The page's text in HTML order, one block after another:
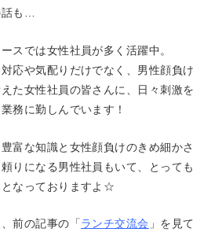
も…
スでは女性社員が多く活躍中。
応や気配りだけでなく、男性顔負け
た女性社員の皆さんに、日々刺激を
務に勤しんでいます！
富な知識と女性顔負けのきめ細かさ
りになる男性社員もいて、とっても
なっておりますよ☆
前の記事の「ランチ交流会 」を見て